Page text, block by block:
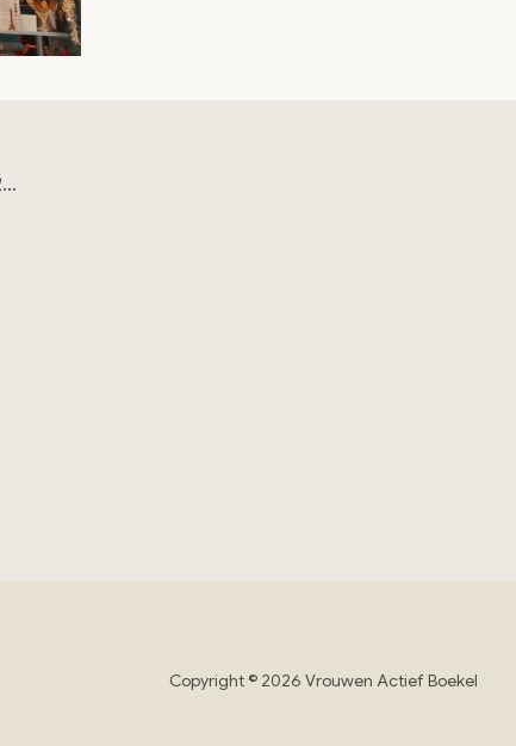
WhatsApp Image 2026-02-21 at 21.22.37_resize (Klein)
Copyright © 2026 Vrouwen Actief Boekel